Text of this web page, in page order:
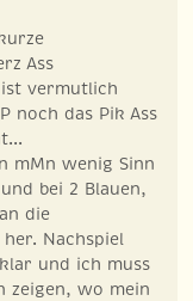
Ass
ist vermutlich
noch das Pik Ass
mMn wenig Sinn
bei 2 Blauen,
die
Nachspiel
und ich muss
zeigen, wo mein